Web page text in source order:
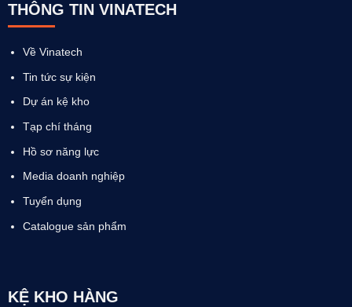
THÔNG TIN VINATECH
Về Vinatech
Tin tức sự kiện
Dự án kệ kho
Tạp chí tháng
Hồ sơ năng lực
Media doanh nghiệp
Tuyển dụng
Catalogue sản phẩm
KỆ KHO HÀNG